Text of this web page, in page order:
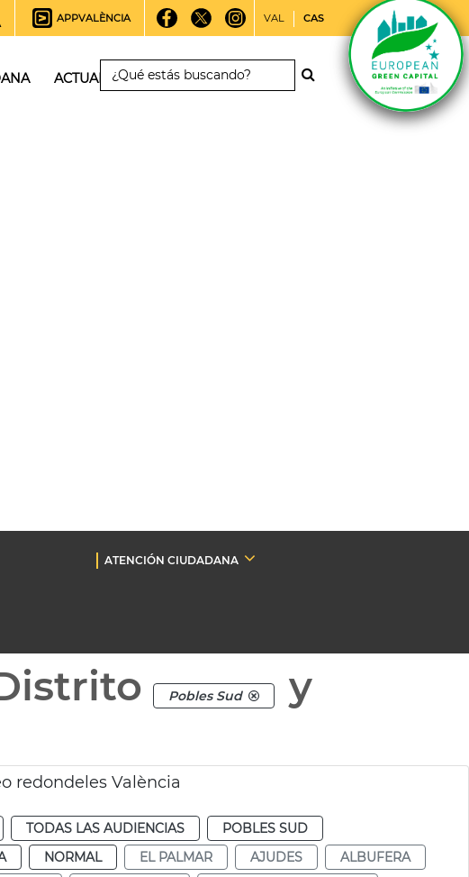
APPVALÈNCIA VAL CAS
ACTUALIDAD
ATENCIÓN CIUDADANA
Pobles Sud
y
redondeles València
TODAS LAS AUDIENCIAS
POBLES SUD
NORMAL EL PALMAR AJUDES
ALBUFERA